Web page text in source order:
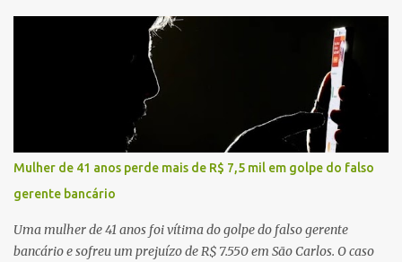
Mulher de 41 anos perde mais de R$ 7,5 mil em golpe do falso
gerente bancário
Uma mulher de 41 anos foi vítima do golpe do falso gerente
bancário e sofreu um prejuízo de R$ 7.550 em São Carlos. O caso